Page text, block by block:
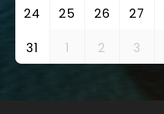
24
25 26 27
31
1 2 3